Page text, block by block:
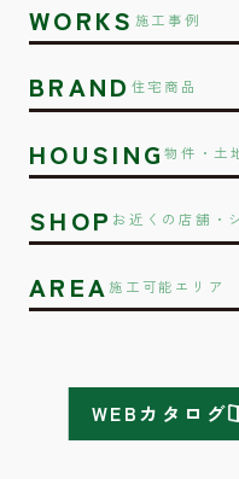
WORKS 施工事例
BRAND 住宅商品
HOUSING物件・土
SHOP お近くの店舗・
AREA施工可能エリア
WEBカタログ